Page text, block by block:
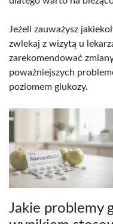
Jeżeli zauważysz
zwlekaj z wizytą u
zarekomendować
poważniejszych
poziomem glukozy.
Jakie problemy